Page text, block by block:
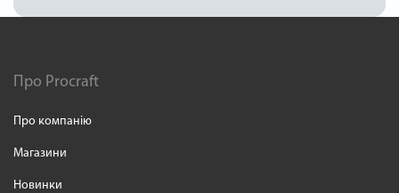
Про Procraft
Про компанію
Магазини
Новинки